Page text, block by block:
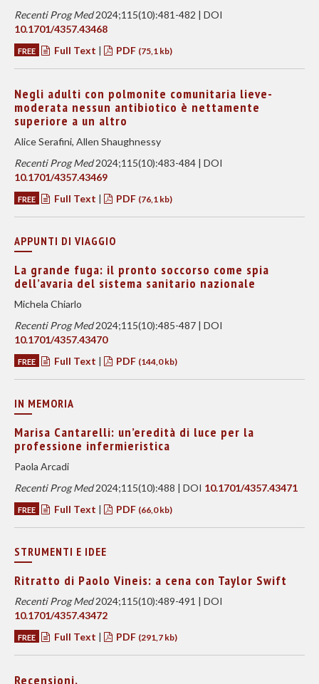
Recenti Prog Med2024;115(10):481-482 | DOI
10.1701/4357.43468
FREE Full Text | PDF (75,1 kb)
Negli adulti con polmonite comunitaria lieve-
moderata nessun antibiotico è nettamente
superiore a un altro
Alice Serafini, Allen Shaughnessy
Recenti Prog Med2024;115(10):483-484 | DOI
10.1701/4357.43469
FREE Full Text | PDF (76,1 kb)
APPUNTI DI VIAGGIO
La grande fuga: il pronto soccorso come spia
dell’avaria del sistema sanitario nazionale
Michela Chiarlo
Recenti Prog Med2024;115(10):485-487 | DOI
10.1701/4357.43470
FREE Full Text | PDF (144,0 kb)
IN MEMORIA
Marisa Cantarelli: un’eredità di luce per la
professione infermieristica
Paola Arcadi
Recenti Prog Med2024;115(10):488 | DOI 10.1701/4357.43471
FREE Full Text | PDF (66,0 kb)
STRUMENTI E IDEE
Ritratto di Paolo Vineis: a cena con Taylor Swift
Recenti Prog Med2024;115(10):489-491 | DOI
10.1701/4357.43472
FREE Full Text | PDF (291,7 kb)
Recensioni.